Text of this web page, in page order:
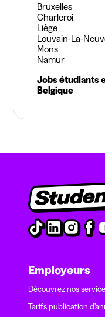
Bruxelles
Charleroi
Liège
Louvain-La-
Mons
Namur
Jobs étudiants
Belgique
Employeurs
Découvrez nos
Tarifs publication